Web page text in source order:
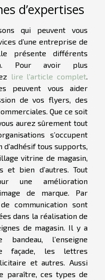
d’expertises
qui peuvent vous
d’une entreprise de
présente différents
Pour avoir plus
lire l'article complet.
peuvent vous aider
de vos flyers, des
Que ce soit
aurez sûrement tout
s’occupent
tous supports,
vitrine de magasin,
et bien d’autres. Tout
une amélioration
de marque. Par
communication sont
dans la réalisation de
de magasin. Il y a
l’enseigne
façade, les lettres
et autres. Aussi
paraître, ces types de